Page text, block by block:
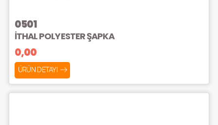
0501
İTHAL POLYESTER ŞAPKA
0,00
ÜRÜN DETAYI